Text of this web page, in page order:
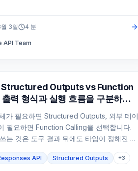
3일 4 분
API Team
Structured Outputs vs Function
력 형식과 실행 흐름을 구분하는
가 필요하면 Structured Outputs, 외부 데이
필요하면 Function Calling을 선택합니다.
는 것은 도구 결과 뒤에도 타입이 정해진 최
API Structured Outputs +3